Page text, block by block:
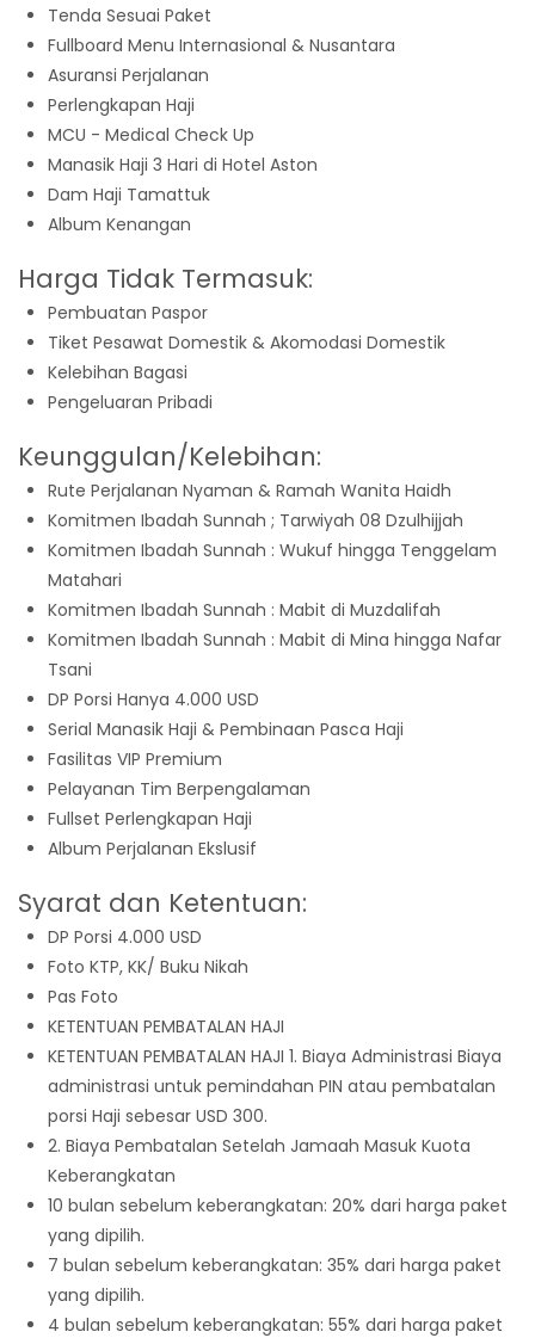
Tenda Sesuai Paket
Fullboard Menu Internasional & Nusantara
Asuransi Perjalanan
Perlengkapan Haji
MCU - Medical Check Up
Manasik Haji 3 Hari di Hotel Aston
Dam Haji Tamattuk
Album Kenangan
Harga Tidak Termasuk:
Pembuatan Paspor
Tiket Pesawat Domestik & Akomodasi Domestik
Kelebihan Bagasi
Pengeluaran Pribadi
Keunggulan/Kelebihan:
Rute Perjalanan Nyaman & Ramah Wanita Haidh
Komitmen Ibadah Sunnah ; Tarwiyah 08 Dzulhijjah
Komitmen Ibadah Sunnah : Wukuf hingga Tenggelam
Matahari
Komitmen Ibadah Sunnah : Mabit di Muzdalifah
Komitmen Ibadah Sunnah : Mabit di Mina hingga Nafar
Tsani
DP Porsi Hanya 4.000 USD
Serial Manasik Haji & Pembinaan Pasca Haji
Fasilitas VIP Premium
Pelayanan Tim Berpengalaman
Fullset Perlengkapan Haji
Album Perjalanan Ekslusif
Syarat dan Ketentuan:
DP Porsi 4.000 USD
Foto KTP, KK/ Buku Nikah
Pas Foto
KETENTUAN PEMBATALAN HAJI
KETENTUAN PEMBATALAN HAJI 1. Biaya Administrasi Biaya
administrasi untuk pemindahan PIN atau pembatalan
porsi Haji sebesar USD 300.
2. Biaya Pembatalan Setelah Jamaah Masuk Kuota
Keberangkatan
10 bulan sebelum keberangkatan: 20% dari harga paket
yang dipilih.
7 bulan sebelum keberangkatan: 35% dari harga paket
yang dipilih.
4 bulan sebelum keberangkatan: 55% dari harga paket